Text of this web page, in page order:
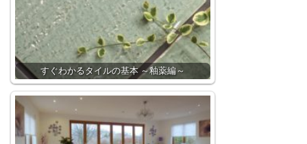
すぐわかるタイルの基本 ～釉薬編～